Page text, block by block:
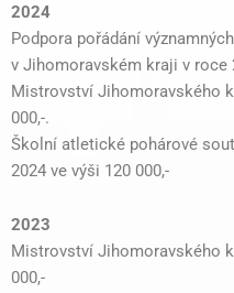
2024
Podpora pořádání
v Jihomoravském kraji v roce
Mistrovství Jihomoravského
000,-.
Školní atletické pohárové
2024 ve výši 120 000,-
2023
Mistrovství Jihomoravského
000,-